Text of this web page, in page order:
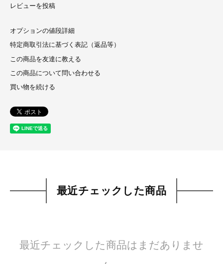
レビューを投稿
オプションの値段詳細
特定商取引法に基づく表記（返品等）
この商品を友達に教える
この商品について問い合わせる
買い物を続ける
最近チェックした商品
最近チェックした商品はまだありませ